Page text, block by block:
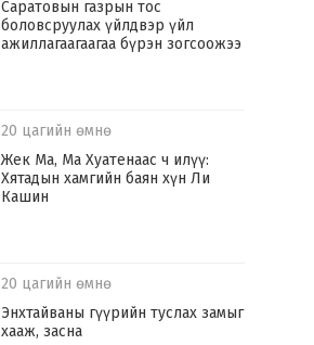
Саратовын газрын тос
боловсруулах үйлдвэр үйл
ажиллагаагаагаа бүрэн зогсоожээ
20 цагийн өмнө
Жек Ма, Ма Хуатенаас ч илүү:
Хятадын хамгийн баян хүн Ли
Кашин
20 цагийн өмнө
Энхтайваны гүүрийн туслах замыг
хааж, засна